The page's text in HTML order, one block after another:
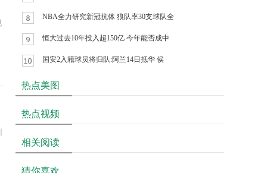
NBA全力研究新冠抗体 狼队率30支球队全
恒大过去10年投入超150亿 今年能否成中
国安2入籍球员将归队:阿兰14日抵华 侯
热点美图
热点视频
相关阅读
猜你喜欢